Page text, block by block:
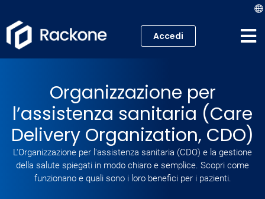
VPS
Server
Accedi
Organizzazione per
l’assistenza sanitaria (Care
Delivery Organization, CDO)
L'Organizzazione per l'assistenza sanitaria (CDO) e la gestione
della salute spiegati in modo chiaro e semplice. Scopri come
funzionano e quali sono i loro benefici per i pazienti.